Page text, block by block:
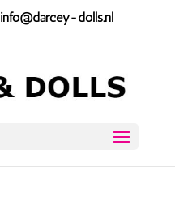
info@darcey-dolls.nl